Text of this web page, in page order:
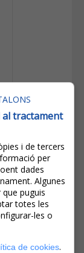
al tractament
i de tercers
per
dades
Algunes
puguis
totes les
les o
de cookies.